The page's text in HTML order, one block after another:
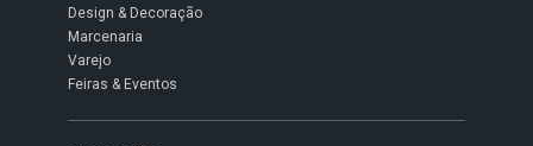
Design & Decoração
Marcenaria
Varejo
Feiras & Eventos